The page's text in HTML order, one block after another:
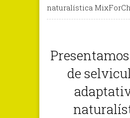
naturalística
de